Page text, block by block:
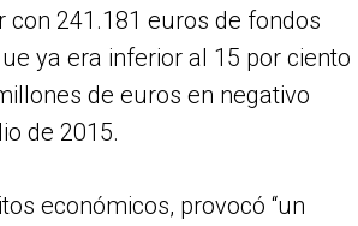
241.181 euros de fondos
ya era inferior al 15 por ciento
de euros en negativo
de 2015.
económicos, provocó “un